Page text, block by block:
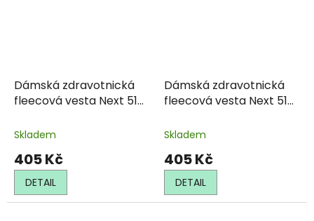
Dámská zdravotnická
fleecová vesta Next 518
Skladem
405 Kč
DETAIL
Dámská zdravotnická
fleecová vesta Next 518
Skladem
405 Kč
DETAIL